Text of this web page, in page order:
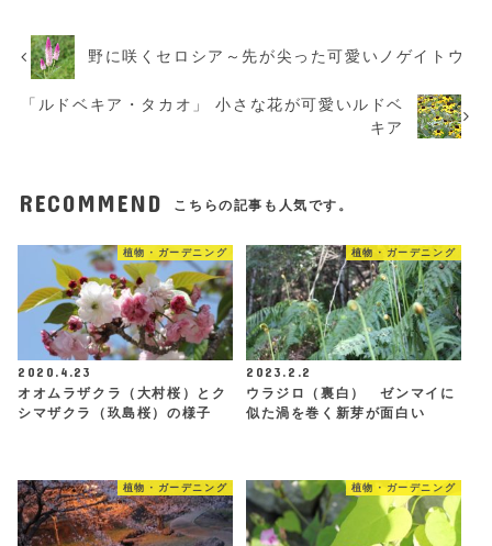
野に咲くセロシア～先が尖った可愛いノゲイトウ
「ルドベキア・タカオ」 小さな花が可愛いルドベ
キア
RECOMMEND こちらの記事も人気です。
植物・ガーデニング
2020.4.23
オオムラザクラ（大村桜）とク
シマザクラ（玖島桜）の様子
植物・ガーデニング
2023.2.2
ウラジロ（裏白） ゼンマイに
似た渦を巻く新芽が面白い
植物・ガーデニング 植物・ガーデニング